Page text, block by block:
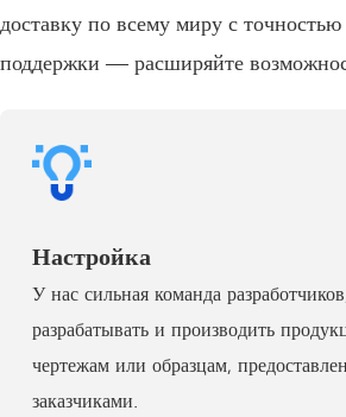
доставку по всему миру с
поддержки — расширяйте
Настройка
У нас сильная команда
разрабатывать и производить
чертежам или образцам,
заказчиками.